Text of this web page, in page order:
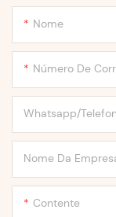
Nome
Número De
Whatsapp/
Nome Da
Contente